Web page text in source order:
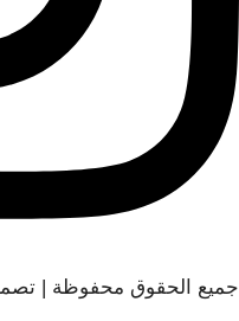
جميع الحقوق محفوظة |